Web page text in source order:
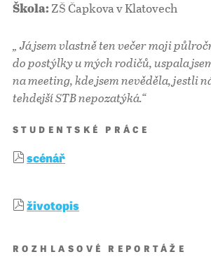
Škola: ZŠ Čapkova v Klatovech
„ Já jsem vlastně ten večer moji
do postýlky u mých rodičů, uspala
na meeting, kde jsem nevěděla, jestli
tehdejší STB nepozatýká.“
STUDENTSKÉ PRÁCE
scénář
životopis
ROZHLASOVÉ REPORTÁŽE